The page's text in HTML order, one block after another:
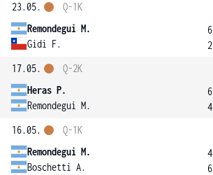
23.05.
Remondegui M.
Gidi F.
Q-1K
6
2
17.05.
Heras P.
Remondegui M.
Q-2K
6
4
16.05.
Remondegui M.
Boschetti A.
Q-1K
4
6